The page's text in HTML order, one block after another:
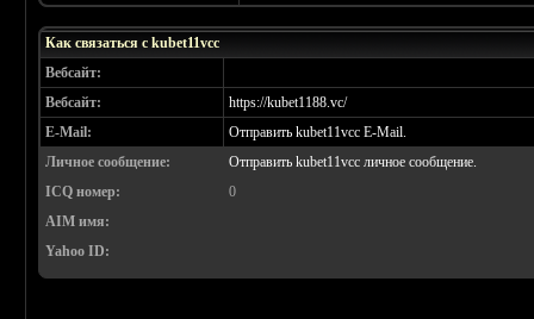
Как связаться с kubet11vcc
Вебсайт:
Вебсайт:
https://kubet1188.vc/
E-Mail:
Отправить kubet11vcc E-Mail.
Личное сообщение:
Отправить kubet11vcc личное сообщение.
ICQ номер:
0
AIM имя:
Yahoo ID: